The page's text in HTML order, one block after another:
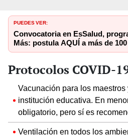
PUEDES VER:
Convocatoria en EsSalud,
Más: postula AQUÍ a más de
Protocolos COVID-
Vacunación para los maestros
institución educativa. En
obligatorio, pero sí es
Ventilación en todos los